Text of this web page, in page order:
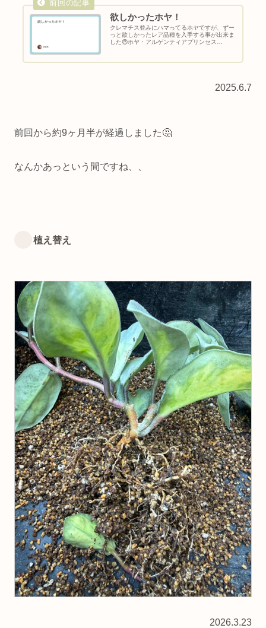
欲しかったホヤ！
クレマチス並みにハマってるホヤですが、ずー
っと欲しかったレア品種を入手する事が出来ま
した😍ホヤ・アルゲンティアプリンセス
Hoya argentea pri...
2025.6.7
前回から約9ヶ月半が経過しました🤔
なんかあっという間ですね、、
植え替え
2026.3.23